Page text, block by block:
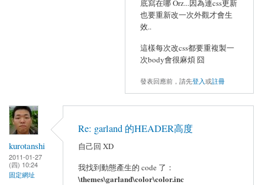
底寫在哪 Orz...因為連css更新
也要重新改一次外觀才會生
效..
這樣每次改css都要重複製一
次body會很麻煩 囧
發表回應前，請先登入或註冊
kurotanshi
2011-01-27
(四) 10:24
固定網址
Re: garland 的HEADER高度
自己回 XD
我找到動態產生的 code 了：
\themes\garland\color\color.inc